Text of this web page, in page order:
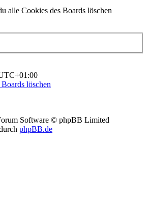
alle Cookies des Boards löschen
löschen
Software © phpBB Limited
phpBB.de